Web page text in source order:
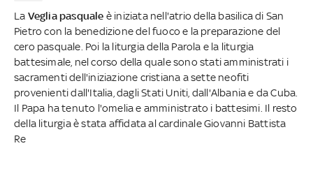
La Veglia pasquale è iniziata nell'atrio della basilica di San
Pietro con la benedizione del fuoco e la preparazione del
cero pasquale. Poi la liturgia della Parola e la liturgia
battesimale, nel corso della quale sono stati amministrati i
sacramenti dell'iniziazione cristiana a sette neofiti
provenienti dall'Italia, dagli Stati Uniti, dall'Albania e da Cuba.
Il Papa ha tenuto l'omelia e amministrato i battesimi. Il resto
della liturgia è stata affidata al cardinale Giovanni Battista
Re